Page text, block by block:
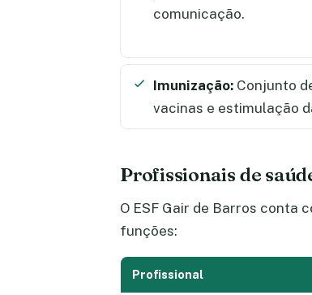
comunicação.
Imunização: Conjunto
vacinas e estimulação
Profissionais de
O ESF Gair de Barros conta
funções:
Profissional